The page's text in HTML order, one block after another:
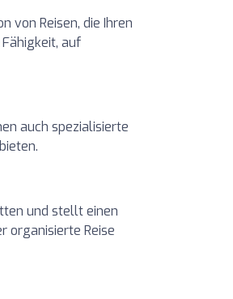
von Reisen, die Ihren
auf
auch spezialisierte
und stellt einen
organisierte Reise